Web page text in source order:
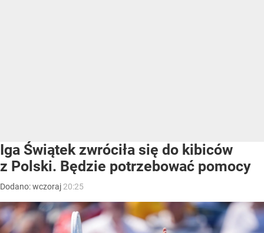
Iga Świątek zwróciła się do kibiców
z Polski. Będzie potrzebować pomocy
Dodano:wczoraj 20:25